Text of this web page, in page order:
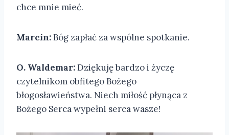
chce mnie mieć.
Marcin:Bóg zapłać za wspólne spotkanie.
O. Waldemar:Dziękuję bardzo i życzę
czytelnikom obfitego Bożego
błogosławieństwa. Niech miłość płynąca z
Bożego Serca wypełni serca wasze!